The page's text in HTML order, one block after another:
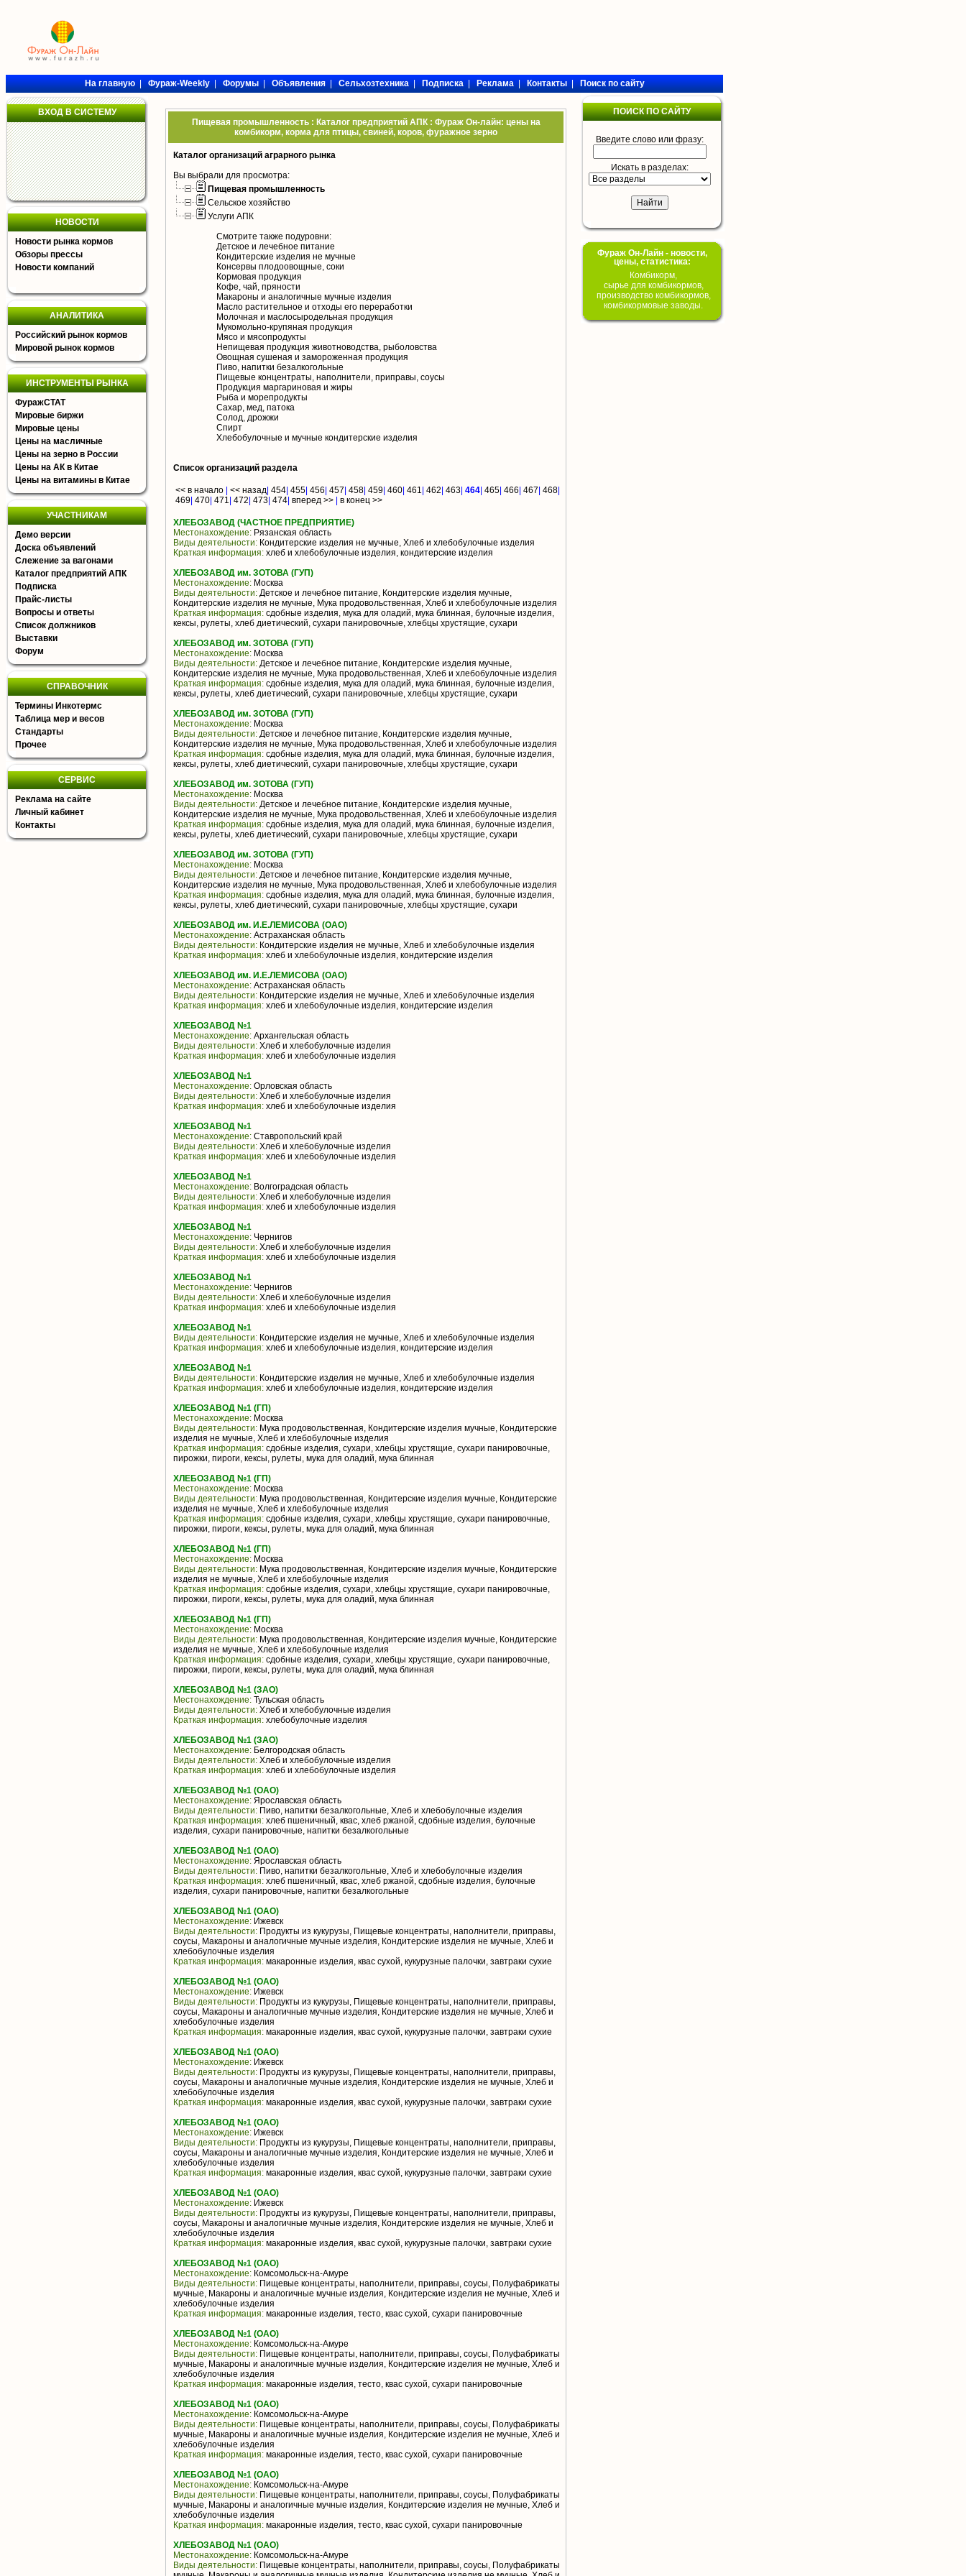
На главную|Фураж-Weekly|Форумы|Объявления|Сельхозтехника|Подписка|Реклама|Контакты|Поиск по сайту
ВХОД В СИСТЕМУ
НОВОСТИ
Новости рынка кормов
Обзоры прессы
Новости компаний
АНАЛИТИКА
Российский рынок кормов
Мировой рынок кормов
ИНСТРУМЕНТЫ РЫНКА
ФуражСТАТ
Мировые биржи
Мировые цены
Цены на масличные
Цены на зерно в России
Цены на АК в Китае
Цены на витамины в Китае
УЧАСТНИКАМ
Демо версии
Доска объявлений
Слежение за вагонами
Каталог предприятий АПК
Подписка
Прайс-листы
Вопросы и ответы
Список должников
Выставки
Форум
СПРАВОЧНИК
Термины Инкотермс
Таблица мер и весов
Стандарты
Прочее
СЕРВИС
Реклама на сайте
Личный кабинет
Контакты
Пищевая промышленность : Каталог предприятий АПК : Фураж Он-лайн: цены на
комбикорм, корма для птицы, свиней, коров, фуражное зерно
Каталог организаций аграрного рынка
Вы выбрали для просмотра:
Пищевая промышленность
Сельское хозяйство
Услуги АПК
Смотрите также подуровни:
Детское и лечебное питание
Кондитерские изделия не мучные
Консервы плодоовощные, соки
Кормовая продукция
Кофе, чай, пряности
Макароны и аналогичные мучные изделия
Масло растительное и отходы его переработки
Молочная и маслосыродельная продукция
Мукомольно-крупяная продукция
Мясо и мясопродукты
Непищевая продукция животноводства, рыболовства
Овощная сушеная и замороженная продукция
Пиво, напитки безалкогольные
Пищевые концентраты, наполнители, приправы, соусы
Продукция маргариновая и жиры
Рыба и морепродукты
Сахар, мед, патока
Солод, дрожжи
Спирт
Хлебобулочные и мучные кондитерские изделия
Список организаций раздела
<< в начало << назад 454 455 456 457 458 459 460 461 462 463 464 465 466 467 468
469 470 471 472 473 474 вперед >> в конец >>
ХЛЕБОЗАВОД (ЧАСТНОЕ ПРЕДПРИЯТИЕ)
Местонахождение: Рязанская область
Виды деятельности: Кондитерские изделия не мучные, Хлеб и хлебобулочные изделия
Краткая информация: хлеб и хлебобулочные изделия, кондитерские изделия
ХЛЕБОЗАВОД им. ЗОТОВА (ГУП)
Местонахождение: Москва
Виды деятельности: Детское и лечебное питание, Кондитерские изделия мучные,
Кондитерские изделия не мучные, Мука продовольственная, Хлеб и хлебобулочные изделия
Краткая информация: сдобные изделия, мука для оладий, мука блинная, булочные изделия,
кексы, рулеты, хлеб диетический, сухари панировочные, хлебцы хрустящие, сухари
ХЛЕБОЗАВОД им. ЗОТОВА (ГУП)
Местонахождение: Москва
Виды деятельности: Детское и лечебное питание, Кондитерские изделия мучные,
Кондитерские изделия не мучные, Мука продовольственная, Хлеб и хлебобулочные изделия
Краткая информация: сдобные изделия, мука для оладий, мука блинная, булочные изделия,
кексы, рулеты, хлеб диетический, сухари панировочные, хлебцы хрустящие, сухари
ХЛЕБОЗАВОД им. ЗОТОВА (ГУП)
Местонахождение: Москва
Виды деятельности: Детское и лечебное питание, Кондитерские изделия мучные,
Кондитерские изделия не мучные, Мука продовольственная, Хлеб и хлебобулочные изделия
Краткая информация: сдобные изделия, мука для оладий, мука блинная, булочные изделия,
кексы, рулеты, хлеб диетический, сухари панировочные, хлебцы хрустящие, сухари
ХЛЕБОЗАВОД им. ЗОТОВА (ГУП)
Местонахождение: Москва
Виды деятельности: Детское и лечебное питание, Кондитерские изделия мучные,
Кондитерские изделия не мучные, Мука продовольственная, Хлеб и хлебобулочные изделия
Краткая информация: сдобные изделия, мука для оладий, мука блинная, булочные изделия,
кексы, рулеты, хлеб диетический, сухари панировочные, хлебцы хрустящие, сухари
ХЛЕБОЗАВОД им. ЗОТОВА (ГУП)
Местонахождение: Москва
Виды деятельности: Детское и лечебное питание, Кондитерские изделия мучные,
Кондитерские изделия не мучные, Мука продовольственная, Хлеб и хлебобулочные изделия
Краткая информация: сдобные изделия, мука для оладий, мука блинная, булочные изделия,
кексы, рулеты, хлеб диетический, сухари панировочные, хлебцы хрустящие, сухари
ХЛЕБОЗАВОД им. И.Е.ЛЕМИСОВА (ОАО)
Местонахождение: Астраханская область
Виды деятельности: Кондитерские изделия не мучные, Хлеб и хлебобулочные изделия
Краткая информация: хлеб и хлебобулочные изделия, кондитерские изделия
ХЛЕБОЗАВОД им. И.Е.ЛЕМИСОВА (ОАО)
Местонахождение: Астраханская область
Виды деятельности: Кондитерские изделия не мучные, Хлеб и хлебобулочные изделия
Краткая информация: хлеб и хлебобулочные изделия, кондитерские изделия
ХЛЕБОЗАВОД №1
Местонахождение: Архангельская область
Виды деятельности: Хлеб и хлебобулочные изделия
Краткая информация: хлеб и хлебобулочные изделия
ХЛЕБОЗАВОД №1
Местонахождение: Орловская область
Виды деятельности: Хлеб и хлебобулочные изделия
Краткая информация: хлеб и хлебобулочные изделия
ХЛЕБОЗАВОД №1
Местонахождение: Ставропольский край
Виды деятельности: Хлеб и хлебобулочные изделия
Краткая информация: хлеб и хлебобулочные изделия
ХЛЕБОЗАВОД №1
Местонахождение: Волгоградская область
Виды деятельности: Хлеб и хлебобулочные изделия
Краткая информация: хлеб и хлебобулочные изделия
ХЛЕБОЗАВОД №1
Местонахождение: Чернигов
Виды деятельности: Хлеб и хлебобулочные изделия
Краткая информация: хлеб и хлебобулочные изделия
ХЛЕБОЗАВОД №1
Местонахождение: Чернигов
Виды деятельности: Хлеб и хлебобулочные изделия
Краткая информация: хлеб и хлебобулочные изделия
ХЛЕБОЗАВОД №1
Виды деятельности: Кондитерские изделия не мучные, Хлеб и хлебобулочные изделия
Краткая информация: хлеб и хлебобулочные изделия, кондитерские изделия
ХЛЕБОЗАВОД №1
Виды деятельности: Кондитерские изделия не мучные, Хлеб и хлебобулочные изделия
Краткая информация: хлеб и хлебобулочные изделия, кондитерские изделия
ХЛЕБОЗАВОД №1 (ГП)
Местонахождение: Москва
Виды деятельности: Мука продовольственная, Кондитерские изделия мучные, Кондитерские
изделия не мучные, Хлеб и хлебобулочные изделия
Краткая информация: сдобные изделия, сухари, хлебцы хрустящие, сухари панировочные,
пирожки, пироги, кексы, рулеты, мука для оладий, мука блинная
ХЛЕБОЗАВОД №1 (ГП)
Местонахождение: Москва
Виды деятельности: Мука продовольственная, Кондитерские изделия мучные, Кондитерские
изделия не мучные, Хлеб и хлебобулочные изделия
Краткая информация: сдобные изделия, сухари, хлебцы хрустящие, сухари панировочные,
пирожки, пироги, кексы, рулеты, мука для оладий, мука блинная
ХЛЕБОЗАВОД №1 (ГП)
Местонахождение: Москва
Виды деятельности: Мука продовольственная, Кондитерские изделия мучные, Кондитерские
изделия не мучные, Хлеб и хлебобулочные изделия
Краткая информация: сдобные изделия, сухари, хлебцы хрустящие, сухари панировочные,
пирожки, пироги, кексы, рулеты, мука для оладий, мука блинная
ХЛЕБОЗАВОД №1 (ГП)
Местонахождение: Москва
Виды деятельности: Мука продовольственная, Кондитерские изделия мучные, Кондитерские
изделия не мучные, Хлеб и хлебобулочные изделия
Краткая информация: сдобные изделия, сухари, хлебцы хрустящие, сухари панировочные,
пирожки, пироги, кексы, рулеты, мука для оладий, мука блинная
ХЛЕБОЗАВОД №1 (ЗАО)
Местонахождение: Тульская область
Виды деятельности: Хлеб и хлебобулочные изделия
Краткая информация: хлебобулочные изделия
ХЛЕБОЗАВОД №1 (ЗАО)
Местонахождение: Белгородская область
Виды деятельности: Хлеб и хлебобулочные изделия
Краткая информация: хлеб и хлебобулочные изделия
ХЛЕБОЗАВОД №1 (ОАО)
Местонахождение: Ярославская область
Виды деятельности: Пиво, напитки безалкогольные, Хлеб и хлебобулочные изделия
Краткая информация: хлеб пшеничный, квас, хлеб ржаной, сдобные изделия, булочные
изделия, сухари панировочные, напитки безалкогольные
ХЛЕБОЗАВОД №1 (ОАО)
Местонахождение: Ярославская область
Виды деятельности: Пиво, напитки безалкогольные, Хлеб и хлебобулочные изделия
Краткая информация: хлеб пшеничный, квас, хлеб ржаной, сдобные изделия, булочные
изделия, сухари панировочные, напитки безалкогольные
ХЛЕБОЗАВОД №1 (ОАО)
Местонахождение: Ижевск
Виды деятельности: Продукты из кукурузы, Пищевые концентраты, наполнители, приправы,
соусы, Макароны и аналогичные мучные изделия, Кондитерские изделия не мучные, Хлеб и
хлебобулочные изделия
Краткая информация: макаронные изделия, квас сухой, кукурузные палочки, завтраки сухие
ХЛЕБОЗАВОД №1 (ОАО)
Местонахождение: Ижевск
Виды деятельности: Продукты из кукурузы, Пищевые концентраты, наполнители, приправы,
соусы, Макароны и аналогичные мучные изделия, Кондитерские изделия не мучные, Хлеб и
хлебобулочные изделия
Краткая информация: макаронные изделия, квас сухой, кукурузные палочки, завтраки сухие
ХЛЕБОЗАВОД №1 (ОАО)
Местонахождение: Ижевск
Виды деятельности: Продукты из кукурузы, Пищевые концентраты, наполнители, приправы,
соусы, Макароны и аналогичные мучные изделия, Кондитерские изделия не мучные, Хлеб и
хлебобулочные изделия
Краткая информация: макаронные изделия, квас сухой, кукурузные палочки, завтраки сухие
ХЛЕБОЗАВОД №1 (ОАО)
Местонахождение: Ижевск
Виды деятельности: Продукты из кукурузы, Пищевые концентраты, наполнители, приправы,
соусы, Макароны и аналогичные мучные изделия, Кондитерские изделия не мучные, Хлеб и
хлебобулочные изделия
Краткая информация: макаронные изделия, квас сухой, кукурузные палочки, завтраки сухие
ХЛЕБОЗАВОД №1 (ОАО)
Местонахождение: Ижевск
Виды деятельности: Продукты из кукурузы, Пищевые концентраты, наполнители, приправы,
соусы, Макароны и аналогичные мучные изделия, Кондитерские изделия не мучные, Хлеб и
хлебобулочные изделия
Краткая информация: макаронные изделия, квас сухой, кукурузные палочки, завтраки сухие
ХЛЕБОЗАВОД №1 (ОАО)
Местонахождение: Комсомольск-на-Амуре
Виды деятельности: Пищевые концентраты, наполнители, приправы, соусы, Полуфабрикаты
мучные, Макароны и аналогичные мучные изделия, Кондитерские изделия не мучные, Хлеб и
хлебобулочные изделия
Краткая информация: макаронные изделия, тесто, квас сухой, сухари панировочные
ХЛЕБОЗАВОД №1 (ОАО)
Местонахождение: Комсомольск-на-Амуре
Виды деятельности: Пищевые концентраты, наполнители, приправы, соусы, Полуфабрикаты
мучные, Макароны и аналогичные мучные изделия, Кондитерские изделия не мучные, Хлеб и
хлебобулочные изделия
Краткая информация: макаронные изделия, тесто, квас сухой, сухари панировочные
ХЛЕБОЗАВОД №1 (ОАО)
Местонахождение: Комсомольск-на-Амуре
Виды деятельности: Пищевые концентраты, наполнители, приправы, соусы, Полуфабрикаты
мучные, Макароны и аналогичные мучные изделия, Кондитерские изделия не мучные, Хлеб и
хлебобулочные изделия
Краткая информация: макаронные изделия, тесто, квас сухой, сухари панировочные
ХЛЕБОЗАВОД №1 (ОАО)
Местонахождение: Комсомольск-на-Амуре
Виды деятельности: Пищевые концентраты, наполнители, приправы, соусы, Полуфабрикаты
мучные, Макароны и аналогичные мучные изделия, Кондитерские изделия не мучные, Хлеб и
хлебобулочные изделия
Краткая информация: макаронные изделия, тесто, квас сухой, сухари панировочные
ХЛЕБОЗАВОД №1 (ОАО)
Местонахождение: Комсомольск-на-Амуре
Виды деятельности: Пищевые концентраты, наполнители, приправы, соусы, Полуфабрикаты
ПОИСК ПО САЙТУ
Введите слово или фразу:
Искать в разделах:
Фураж Он-Лайн - новости,
цены, статистика:
Комбикорм,
сырье для комбикормов,
производство комбикормов,
комбикормовые заводы.